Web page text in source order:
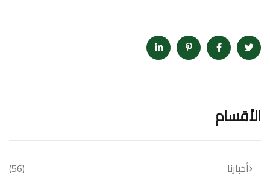
الأقسام
أخبارنا
(56)